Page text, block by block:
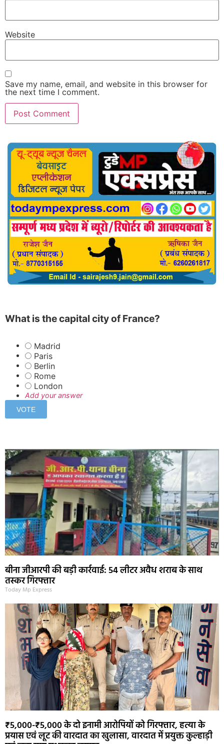
Website
Save my name, email, and website in this browser for
the next time I comment.
What is the capital city of France?
Madrid
Paris
Berlin
Rome
London
Add your answer
बीना जीआरपी की बड़ी कार्रवाई: 54 लीटर अवैध शराब के साथ
तस्कर गिरफ्तार
Today Mp Express
₹5,000-₹5,000 के दो इनामी आरोपियों को गिरफ्तार, हत्या के
प्रयास एवं लूट की वारदात का खुलासा, वारदात में प्रयुक्त कुल्हाड़ी